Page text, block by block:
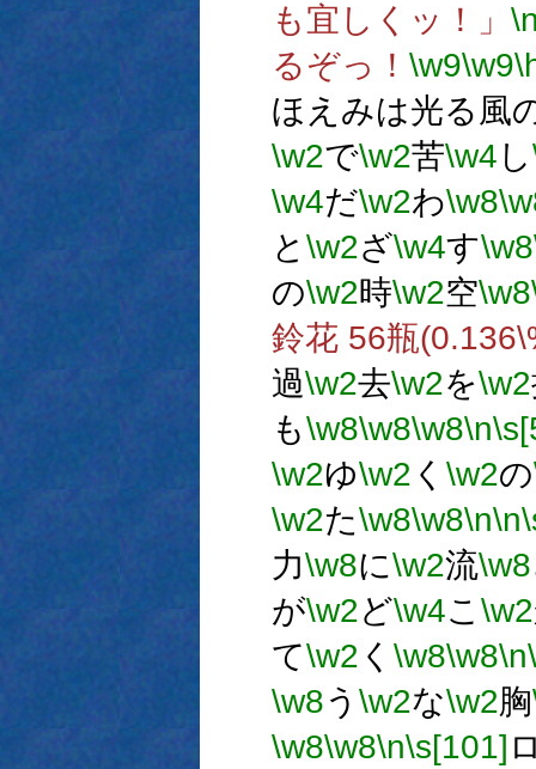
も宜しくッ！」
るぞっ！ \w9\w9
ほえみは光る風
\w2で\w2苦\w4 し
\w4だ\w2わ\w8
と \w2ざ\w4す\w8
の\w2時\w2空\w8
鈴花 56瓶
過\w2去\w2を\w2
も\w8\w8\w8\n
\w2ゆ\w2 く \w2の
\w2た\w8\w8\n\n
力\w8に\w2流\w8
が\w2ど\w4こ \w2
て\w2 く \w8\w8\n
\w8う \w2な\w2胸
\w8\w8\n\s[101]